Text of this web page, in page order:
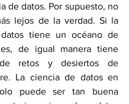
de datos. Por supuesto, no
lejos de la verdad. Si la
tiene un océano de
de igual manera tiene
de retos y desiertos de
La ciencia de datos en
puede ser tan buena